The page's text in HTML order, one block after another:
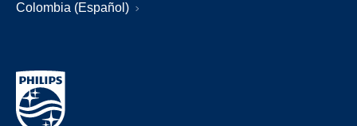
Colombia (Español)